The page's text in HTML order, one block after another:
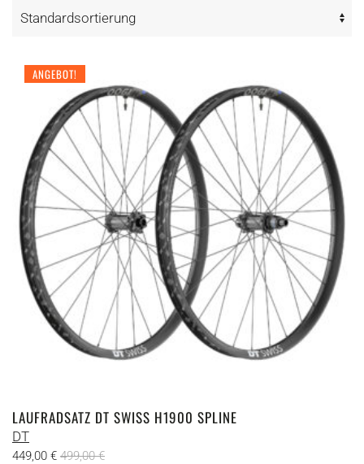
ANGEBOT!
LAUFRADSATZ DT SWISS H1900 SPLINE
DT
449,00 € 499,00€